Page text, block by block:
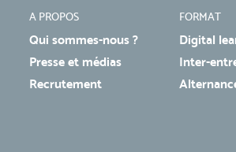
A PROPOS
Qui sommes-nous ?
Presse et médias
Recrutement
FORMAT
Digital
Inter-